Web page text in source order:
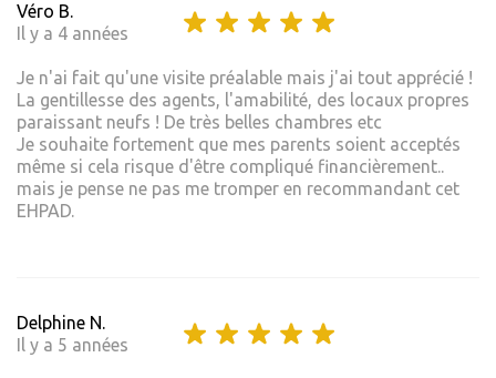
Véro B.
Il y a 4 années
Je n'ai fait qu'une visite préalable mais j'ai tout apprécié !
La gentillesse des agents, l'amabilité, des locaux propres
paraissant neufs ! De très belles chambres etc
Je souhaite fortement que mes parents soient acceptés
même si cela risque d'être compliqué financièrement..
mais je pense ne pas me tromper en recommandant cet
EHPAD.
Delphine N.
Il y a 5 années